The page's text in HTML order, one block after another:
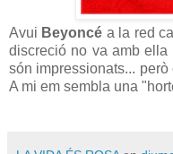
Avui Beyoncé a la red
discreció no va amb
són impressionats...
A mi em sembla una